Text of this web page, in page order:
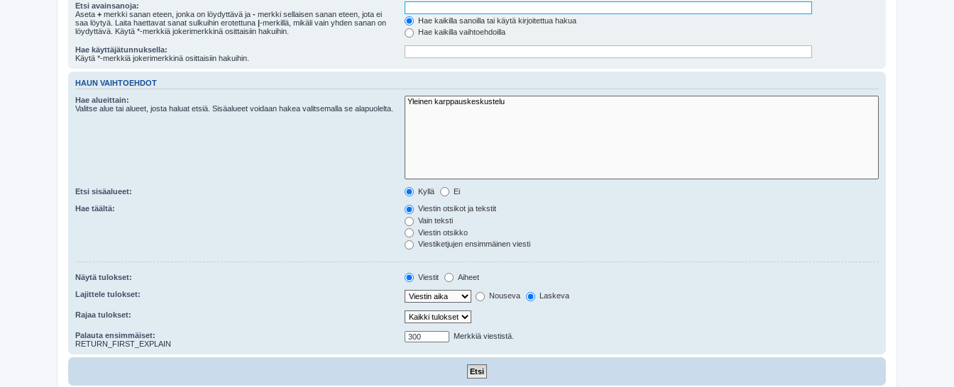
Etsi avainsanoja:
Aseta + merkki sanan eteen, jonka on löydyttävä ja - merkki sellaisen sanan eteen, jota ei
saa löytyä. Laita haettavat sanat sulkuihin erotettuna |-merkillä, mikäli vain yhden sanan on
löydyttävä. Käytä *-merkkiä jokerimerkkinä osittaisiin hakuihin.
Hae kaikilla sanoilla tai käytä kirjoitettua hakua
Hae kaikilla vaihtoehdoilla
Hae käyttäjätunnuksella:
Käytä *-merkkiä jokerimerkkinä osittaisiin hakuihin.
HAUN VAIHTOEHDOT
Hae alueittain:
Valitse alue tai alueet, josta haluat etsiä. Sisäalueet voidaan hakea valitsemalla se alapuolelta.
Etsi sisäalueet: Kyllä Ei
Hae täältä:
Viestin otsikot ja tekstit
Vain teksti
Viestin otsikko
Viestiketjujen ensimmäinen viesti
Näytä tulokset: Viestit Aiheet
Lajittele tulokset: Nouseva Laskeva
Rajaa tulokset:
Palauta ensimmäiset:
RETURN_FIRST_EXPLAIN
Merkkiä viestistä.